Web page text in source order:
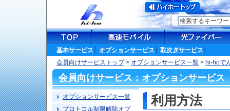
基本サービス オプションサービス 取次ぎサービス
会員向けサービストップ> オプションサービス一覧 > hi-hoで
会員向けサービス：オプションサービス
利用方法
オプションサービス一覧
プロトコル制限解除オプ